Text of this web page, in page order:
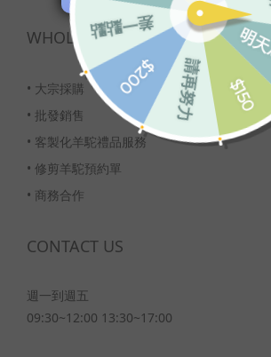
WHOLESALE
• 大宗採購
• 批發銷售
• 客製化羊駝禮品服務
• 修剪羊駝預約單
• 商務合作
CONTACT US
週一到週五
09:30~12:00 13:30~17:00